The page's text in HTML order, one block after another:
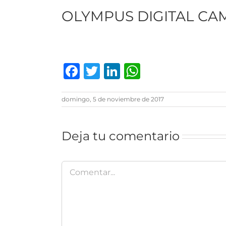
OLYMPUS DIGITAL
Facebook
TwitterLinkedIn
domingo, 5 de noviembre de 2017
Deja tu comentario
Comentar